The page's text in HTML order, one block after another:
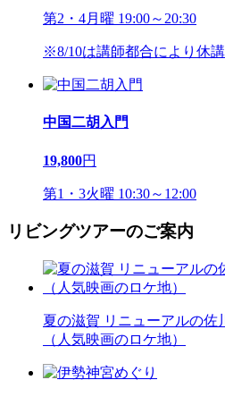
第2・4月曜 19:00～20:30
※8/10は講師都合により休講
中国二胡入門
19,800円
第1・3火曜 10:30～12:00
リビングツアーのご案内
夏の滋賀 リニューアルの佐
（人気映画のロケ地）